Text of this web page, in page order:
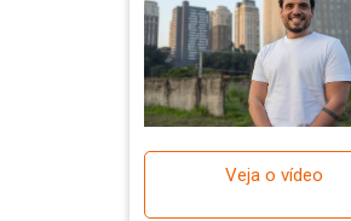
Veja o vídeo